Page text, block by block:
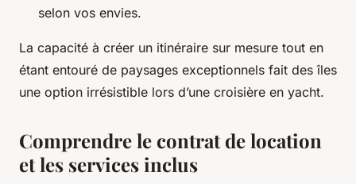
selon vos envies.
La capacité à créer un itinéraire sur mesure tout en
étant entouré de paysages exceptionnels fait des îles
une option irrésistible lors d’une croisière en yacht.
Comprendre le contrat de location
et les services inclus